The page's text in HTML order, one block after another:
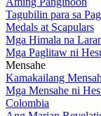
Tagubilin para sa
Medals at Scapulars
Mga Himala na
Mga Paglitaw ni
Mensahe
Kamakailang
Mga Mensahe ni
Colombia